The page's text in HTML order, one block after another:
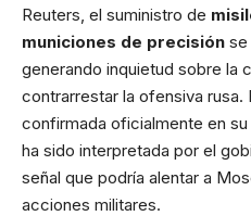
Reuters, el suministro de
municiones de precisión se
generando inquietud sobre la
contrarrestar la ofensiva rusa.
confirmada oficialmente en
ha sido interpretada por el
señal que podría alentar a
acciones militares.